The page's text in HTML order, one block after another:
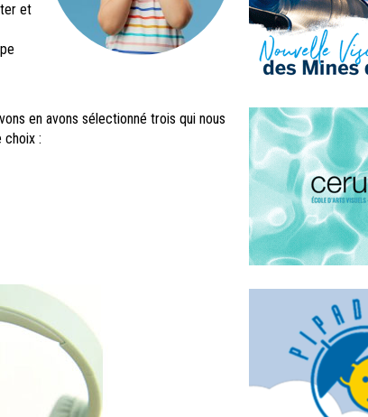
et
en avons sélectionné trois qui nous
choix :